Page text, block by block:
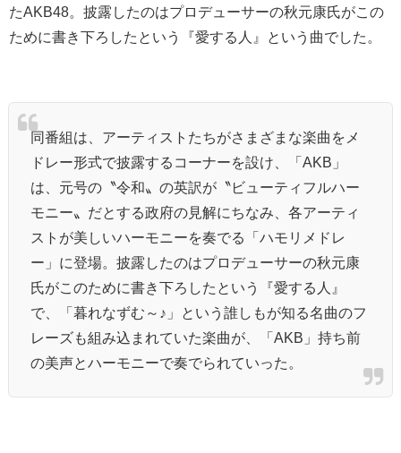
たAKB48。披露したのはプロデューサーの秋元康氏がこの
ために書き下ろしたという『愛する人』という曲でした。
同番組は、アーティストたちがさまざまな楽曲をメ
ドレー形式で披露するコーナーを設け、「AKB」
は、元号の〝令和〟の英訳が〝ビューティフルハー
モニー〟だとする政府の見解にちなみ、各アーティ
ストが美しいハーモニーを奏でる「ハモリメドレ
ー」に登場。披露したのはプロデューサーの秋元康
氏がこのために書き下ろしたという『愛する人』
で、「暮れなずむ～♪」という誰しもが知る名曲のフ
レーズも組み込まれていた楽曲が、「AKB」持ち前
の美声とハーモニーで奏でられていった。